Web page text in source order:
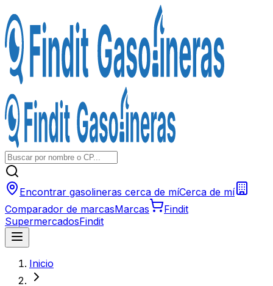
Encontrar gasolineras cerca de míCerca de mí
Comparador de marcasMarcas
Findit
SupermercadosFindit
Inicio